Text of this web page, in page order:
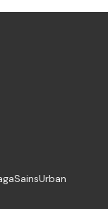
SainsUrban